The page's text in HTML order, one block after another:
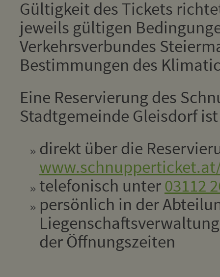
Gültigkeit des Tickets
jeweils gültigen
Verkehrsverbundes
Bestimmungen des
Eine Reservierung des
Stadtgemeinde Gleisdorf
direkt über die
telefonisch unter03112
persönlich in der
der Öffnungszeiten